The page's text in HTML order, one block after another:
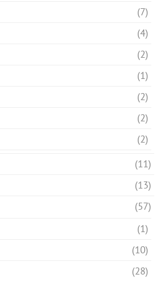
(7)
(4)
(2)
(1)
(2)
(2)
(2)
(11)
(13)
(57)
(1)
(10)
(28)